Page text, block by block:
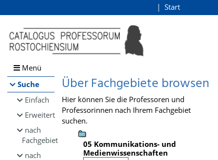
Browsen
direkt zum Inhalt
Start
Menü
Suche
Einfach
Erweitert
nach
Fachgebiet
nach
Über Fachgebiete browsen
Hier können Sie die Professoren und
Professorinnen nach Ihrem Fachgebiet
suchen.
05 Kommunikations- und
Medienwissenschaften